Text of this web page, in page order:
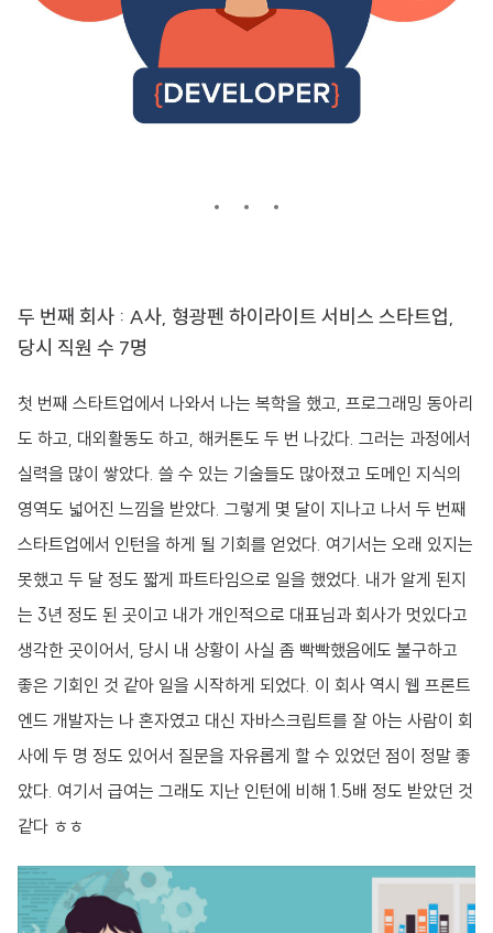
두 번째 회사 : A사, 형광펜 하이라이트 서비스 스타트업,
당시 직원 수 7명
첫 번째 스타트업에서 나와서 나는 복학을 했고, 프로그래밍 동아리
도 하고, 대외활동도 하고, 해커톤도 두 번 나갔다. 그러는 과정에서
실력을 많이 쌓았다. 쓸 수 있는 기술들도 많아졌고 도메인 지식의
영역도 넓어진 느낌을 받았다. 그렇게 몇 달이 지나고 나서 두 번째
스타트업에서 인턴을 하게 될 기회를 얻었다. 여기서는 오래 있지는
못했고 두 달 정도 짧게 파트타임으로 일을 했었다. 내가 알게 된지
는 3년 정도 된 곳이고 내가 개인적으로 대표님과 회사가 멋있다고
생각한 곳이어서, 당시 내 상황이 사실 좀 빡빡했음에도 불구하고
좋은 기회인 것 같아 일을 시작하게 되었다. 이 회사 역시 웹 프론트
엔드 개발자는 나 혼자였고 대신 자바스크립트를 잘 아는 사람이 회
사에 두 명 정도 있어서 질문을 자유롭게 할 수 있었던 점이 정말 좋
았다. 여기서 급여는 그래도 지난 인턴에 비해 1.5배 정도 받았던 것
같다 ㅎㅎ